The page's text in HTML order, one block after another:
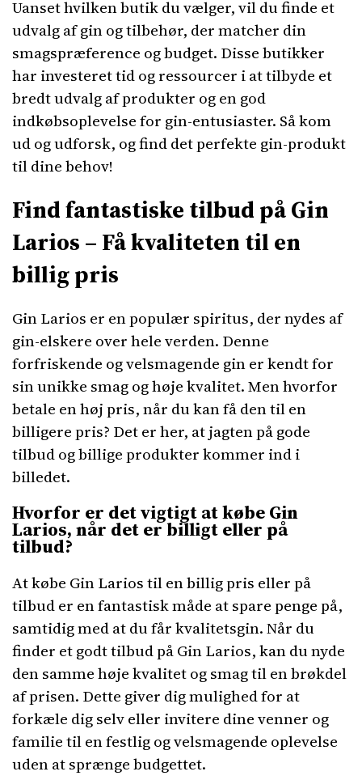
Uanset hvilken butik du vælger, vil du finde et
udvalg af gin og tilbehør, der matcher din
smagspræference og budget. Disse butikker
har investeret tid og ressourcer i at tilbyde et
bredt udvalg af produkter og en god
indkøbsoplevelse for gin-entusiaster. Så kom
ud og udforsk, og find det perfekte gin-produkt
til dine behov!
Find fantastiske tilbud på Gin
Larios – Få kvaliteten til en
billig pris
Gin Larios er en populær spiritus, der nydes af
gin-elskere over hele verden. Denne
forfriskende og velsmagende gin er kendt for
sin unikke smag og høje kvalitet. Men hvorfor
betale en høj pris, når du kan få den til en
billigere pris? Det er her, at jagten på gode
tilbud og billige produkter kommer ind i
billedet.
Hvorfor er det vigtigt at købe Gin
Larios, når det er billigt eller på
tilbud?
At købe Gin Larios til en billig pris eller på
tilbud er en fantastisk måde at spare penge på,
samtidig med at du får kvalitetsgin. Når du
finder et godt tilbud på Gin Larios, kan du nyde
den samme høje kvalitet og smag til en brøkdel
af prisen. Dette giver dig mulighed for at
forkæle dig selv eller invitere dine venner og
familie til en festlig og velsmagende oplevelse
uden at sprænge budgettet.